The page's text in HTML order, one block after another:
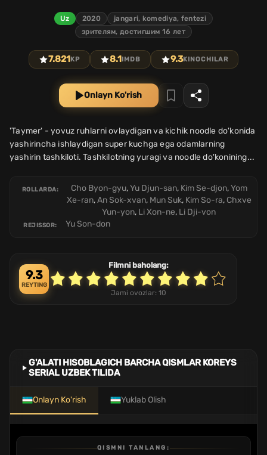
Uz 2020
jangari, komediya, fentezi
зрителям, достигшим 16 лет
7.821KP 8.1 IMDB 9.3KINOCHILAR
Onlayn Ko'rish
'Taymer' - yovuz ruhlarni ovlaydigan va kichik noodle do'konida
yashirincha ishlaydigan super kuchga ega odamlarning
yashirin tashkiloti. Tashkilotning yuragi va noodle do'konining...
ROLLARDA: Cho Byon-gyu,Yu Djun-san, Kim Se-djon,Yom
Xe-ran,An Sok-xvan, Mun Suk, Kim So-ra, Chxve
Yun-yon, Li Xon-ne, Li Dji-von
REJISSOR: Yu Son-don
9.3
REYTING
Filmni baholang:
Jami ovozlar: 10
G'ALATI HISOBLAGICH BARCHA QISMLAR KOREYS
SERIAL UZBEK TILIDA
Onlayn Ko'rish Yuklab Olish
QISMNI TANLANG: